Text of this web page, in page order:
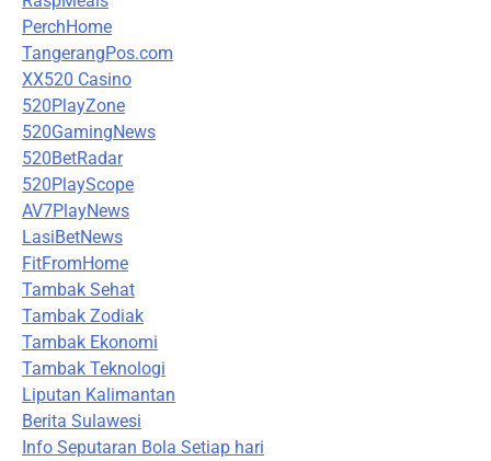
PerchHome
TangerangPos.com
XX520 Casino
520PlayZone
520GamingNews
520BetRadar
520PlayScope
AV7PlayNews
LasiBetNews
FitFromHome
Tambak Sehat
Tambak Zodiak
Tambak Ekonomi
Tambak Teknologi
Liputan Kalimantan
Berita Sulawesi
Info Seputaran Bola Setiap hari